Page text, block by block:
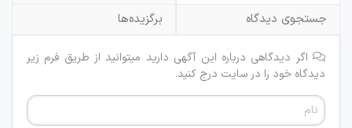
جستجوی دیدگاه
برگزیده‌ها
اگر دیدگاهی درباره این آگهی دارید میتوانید از طریق فرم زیر
دیدگاه خود را در سایت درج کنید.